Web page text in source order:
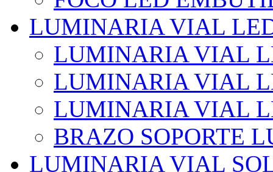
LUMINARIA VIAL
LUMINARIA VIAL
LUMINARIA VIAL
LUMINARIA VIAL
BRAZO SOPORTE
LUMINARIA VIAL